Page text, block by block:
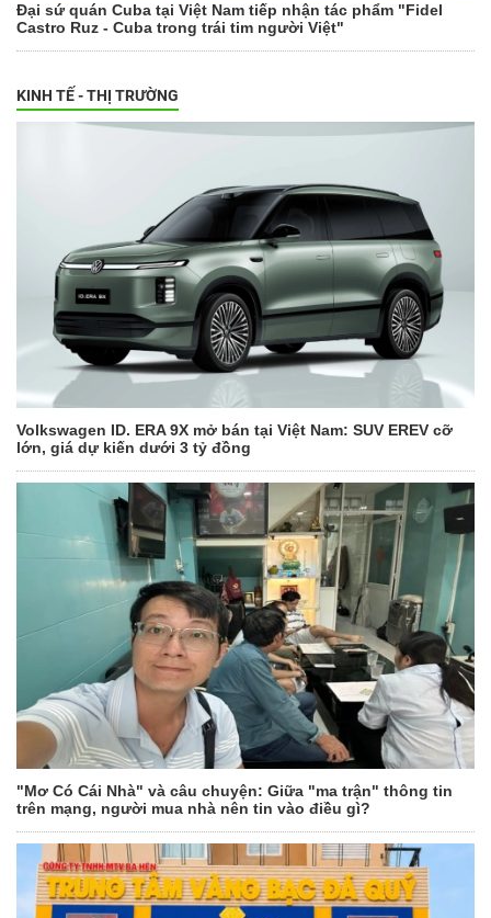
Đại sứ quán Cuba tại Việt Nam tiếp nhận tác phẩm "Fidel
Castro Ruz - Cuba trong trái tim người Việt"
KINH TẾ - THỊ TRƯỜNG
Volkswagen ID. ERA 9X mở bán tại Việt Nam: SUV EREV cỡ
lớn, giá dự kiến dưới 3 tỷ đồng
"Mơ Có Cái Nhà" và câu chuyện: Giữa "ma trận" thông tin
trên mạng, người mua nhà nên tin vào điều gì?